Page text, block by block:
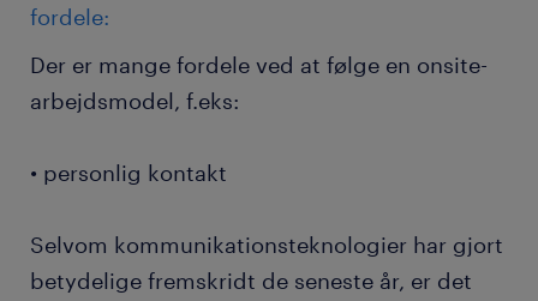
fordele:
Der er mange fordele ved at følge en onsite-
arbejdsmodel, f.eks:
• personlig kontakt
Selvom kommunikationsteknologier har gjort
betydelige fremskridt de seneste år, er det